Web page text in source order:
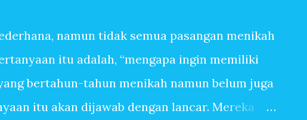
namun tidak semua pasangan menikah
itu adalah, “mengapa ingin memiliki
bertahun-tahun menikah namun belum juga
itu akan dijawab dengan lancar. Mereka